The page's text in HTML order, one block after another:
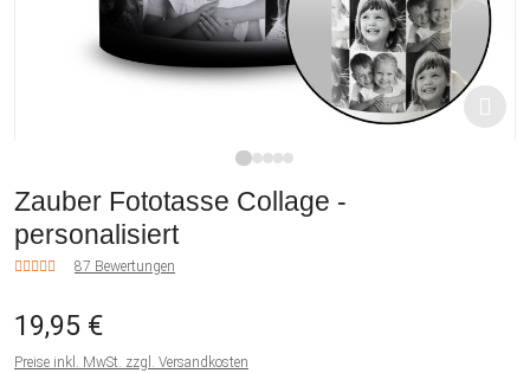
Zauber Fototasse Collage -
personalisiert
87 Bewertungen
19,95 €
Preise inkl. MwSt. zzgl. Versandkosten